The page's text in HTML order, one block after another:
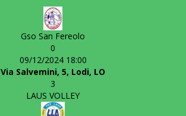
Gso San Fereolo
0
09/12/2024 18:00
Via Salvemini, 5, Lodi, LO
3
LAUS VOLLEY